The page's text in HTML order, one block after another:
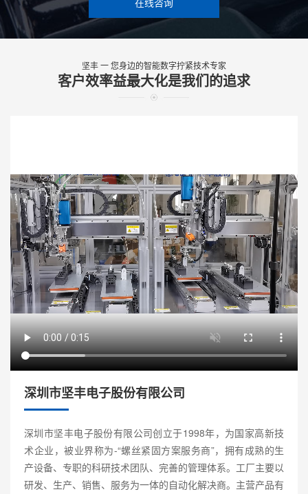
坚丰 一 您身边的智能数字拧紧技术专家
客户效率益最大化是我们的追求
深圳市坚丰电子股份有限公司
深圳市坚丰电子股份有限公司创立于1998年，为国家高新技
术企业，被业界称为-“螺丝紧固方案服务商”，拥有成熟的生
产设备、专职的科研技术团队、完善的管理体系。工厂主要以
研发、生产、销售、服务为一体的自动化解决商。主营产品有